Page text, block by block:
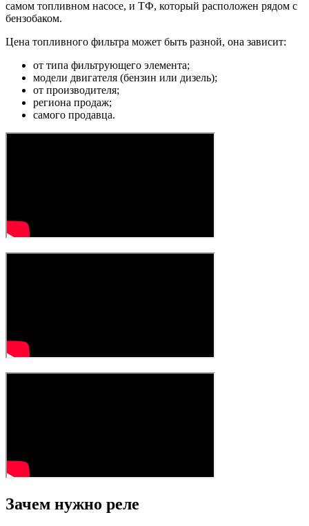
самом топливном насосе, и ТФ, который расположен рядом с
бензобаком.
Цена топливного фильтра может быть разной, она зависит:
от типа фильтрующего элемента;
модели двигателя (бензин или дизель);
от производителя;
региона продаж;
самого продавца.
Зачем нужно реле